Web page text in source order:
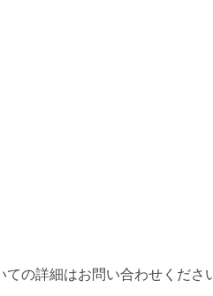
の詳細はお問い合わせくださ